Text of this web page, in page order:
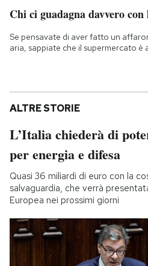
Chi ci guadagna davvero
Se pensavate di aver fatto un
aria, sappiate che il supermercato
ALTRE STORIE
L’Italia chiederà di
per energia e difesa
Quasi 36 miliardi di euro con la
salvaguardia, che verrà
Europea nei prossimi giorni